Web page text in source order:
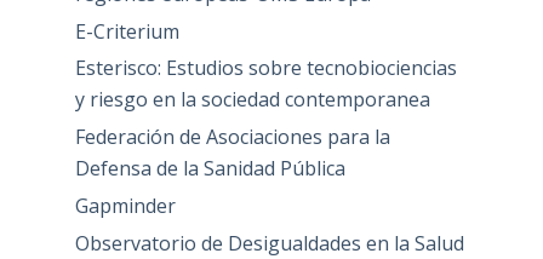
E-Criterium
Esterisco: Estudios sobre tecnobiociencias
y riesgo en la sociedad contemporanea
Federación de Asociaciones para la
Defensa de la Sanidad Pública
Gapminder
Observatorio de Desigualdades en la Salud